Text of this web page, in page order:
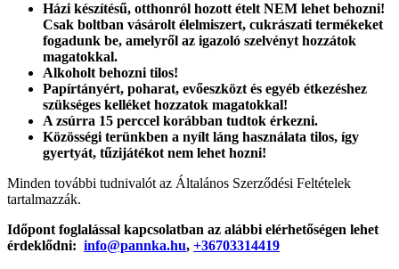
Házi készítésű, otthonról hozott ételt NEM lehet behozni!
Csak boltban vásárolt élelmiszert, cukrászati termékeket
fogadunk be, amelyről az igazoló szelvényt hozzátok
magatokkal.
Alkoholt behozni tilos!
Papírtányért, poharat, evőeszközt és egyéb étkezéshez
szükséges kelléket hozzatok magatokkal!
A zsúrra 15 perccel korábban tudtok érkezni.
Közösségi terünkben a nyílt láng használata tilos, így
gyertyát, tűzijátékot nem lehet hozni!
Minden további tudnivalót az Általános Szerződési Feltételek
tartalmazzák.
Időpont foglalással kapcsolatban az alábbi elérhetőségen lehet
érdeklődni: info@pannka.hu, +36703314419